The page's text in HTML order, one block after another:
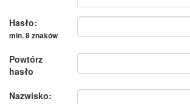
Hasło:
min. 8 znaków
Powtórz
hasło
Nazwisko: